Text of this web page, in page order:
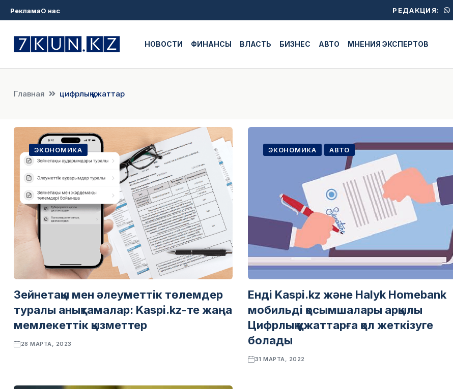
РекламаО нас РЕДАКЦИЯ:
НОВОСТИ ФИНАНСЫ ВЛАСТЬ БИЗНЕС АВТО МНЕНИЯ ЭКСПЕРТОВ
Главная цифрлық құжаттар
ЭКОНОМИКА
Зейнетақы мен әлеуметтік төлемдер
туралы анықтамалар: Kaspi.kz-те жаңа
мемлекеттік қызметтер
28 МАРТА, 2023
ЭКОНОМИКА АВТО
Енді Kaspi.kz және Halyk Homebank
мобильді қосымшалары арқылы
Цифрлық құжаттарға қол жеткізуге
болады
31 МАРТА, 2022